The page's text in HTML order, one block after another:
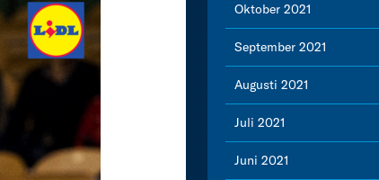
Oktober 2021
September 2021
Augusti 2021
Juli 2021
Juni 2021